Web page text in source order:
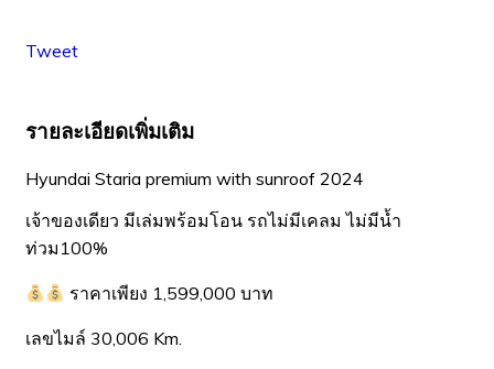
Tweet
รายละเอียดเพิ่มเติม
Hyundai Staria premium with sunroof 2024
เจ้าของเดียว มีเล่มพร้อมโอน รถไม่มีเคลม ไม่มีน้ำ
ท่วม100%
ราคาเพียง 1,599,000 บาท
เลขไมล์ 30,006 Km.